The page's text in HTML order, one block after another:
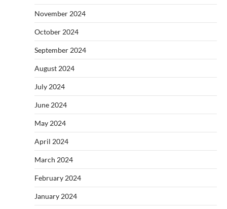
November 2024
October 2024
September 2024
August 2024
July 2024
June 2024
May 2024
April 2024
March 2024
February 2024
January 2024